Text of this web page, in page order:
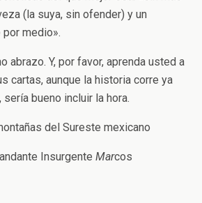
(la suya, sin ofender) y un
medio».
abrazo. Y, por favor, aprenda usted a
cartas, aunque la historia corre ya
bueno incluir la hora.
del Sureste mexicano
Insurgente Marcos